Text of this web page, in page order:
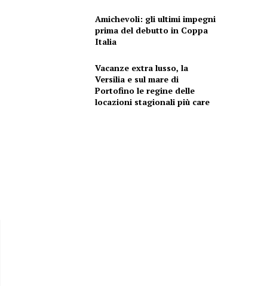
Amichevoli: gli ultimi impegni
prima del debutto in Coppa
Italia
Vacanze extra lusso, la
Versilia e sul mare di
Portofino le regine delle
locazioni stagionali più care